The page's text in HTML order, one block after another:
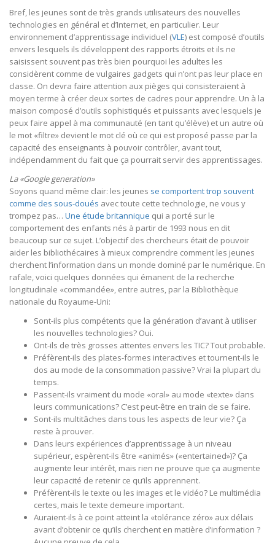
Bref, les jeunes sont de très grands utilisateurs des nouvelles
technologies en général et d’Internet, en particulier. Leur
environnement d’apprentissage individuel (VLE) est composé d’outils
envers lesquels ils développent des rapports étroits et ils ne
saisissent souvent pas très bien pourquoi les adultes les
considèrent comme de vulgaires gadgets qui n’ont pas leur place en
classe. On devra faire attention aux pièges qui consisteraient à
moyen terme à créer deux sortes de cadres pour apprendre. Un à la
maison composé d’outils sophistiqués et puissants avec lesquels je
peux faire appel à ma communauté (en tant qu’élève) et un autre où
le mot «filtre» devient le mot clé où ce qui est proposé passe par la
capacité des enseignants à pouvoir contrôler, avant tout,
indépendamment du fait que ça pourrait servir des apprentissages.
La «Google generation»
Soyons quand même clair: les jeunes se comportent trop souvent
comme des sous-doués avec toute cette technologie, ne vous y
trompez pas… Une étude britannique qui a porté sur le
comportement des enfants nés à partir de 1993 nous en dit
beaucoup sur ce sujet. L’objectif des chercheurs était de pouvoir
aider les bibliothécaires à mieux comprendre comment les jeunes
cherchent l’information dans un monde dominé par le numérique. En
rafale, voici quelques données qui émanent de la recherche
longitudinale «commandée», entre autres, par la Bibliothèque
nationale du Royaume-Uni:
Sont-ils plus compétents que la génération d’avant à utiliser
les nouvelles technologies? Oui.
Ont-ils de très grosses attentes envers les TIC? Tout probable.
Préfèrent-ils des plates-formes interactives et tournent-ils le
dos au mode de la consommation passive? Vrai la plupart du
temps.
Passent-ils vraiment du mode «oral» au mode «texte» dans
leurs communications? C’est peut-être en train de se faire.
Sont-ils multitâches dans tous les aspects de leur vie? Ça
reste à prouver.
Dans leurs expériences d’apprentissage à un niveau
supérieur, espèrent-ils être «animés» («entertained»)? Ça
augmente leur intérêt, mais rien ne prouve que ça augmente
leur capacité de retenir ce qu’ils apprennent.
Préfèrent-ils le texte ou les images et le vidéo? Le multimédia
certes, mais le texte demeure important.
Auraient-ils à ce point atteint la «tolérance zéro» aux délais
avant d’obtenir ce qu’ils cherchent en matière d’information ?